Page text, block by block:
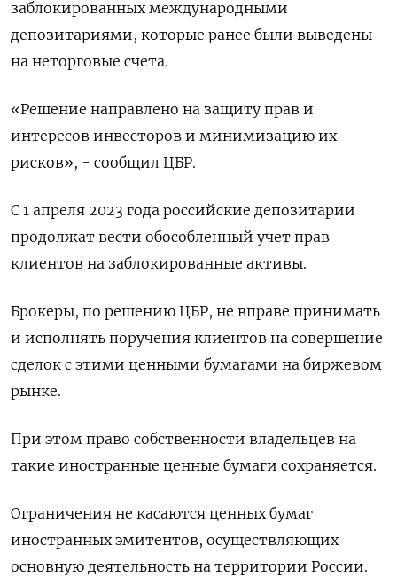
заблокированных международными
депозитариями, которые ранее были выведены
на неторговые счета.
«Решение направлено на защиту прав и
интересов инвесторов и минимизацию их
рисков», - сообщил ЦБР.
С 1 апреля 2023 года российские депозитарии
продолжат вести обособленный учет прав
клиентов на заблокированные активы.
Брокеры, по решению ЦБР, не вправе принимать
и исполнять поручения клиентов на совершение
сделок с этими ценными бумагами на биржевом
рынке.
При этом право собственности владельцев на
такие иностранные ценные бумаги сохраняется.
Ограничения не касаются ценных бумаг
иностранных эмитентов, осуществляющих
основную деятельность на территории России.